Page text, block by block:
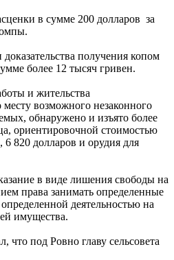
в сумме 200 долларов за
получения копом
более 12 тысяч гривен.
и жительства
возможного незаконного
обнаружено и изъято более
ориентировочной стоимостью
820 долларов и орудия для
в виде лишения свободы на
права занимать определенные
деятельностью на
имущества.
что под Ровно главу сельсовета